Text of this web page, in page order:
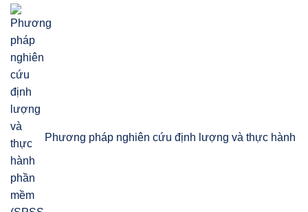
Phương pháp nghiên cứu định lượng và thực hành